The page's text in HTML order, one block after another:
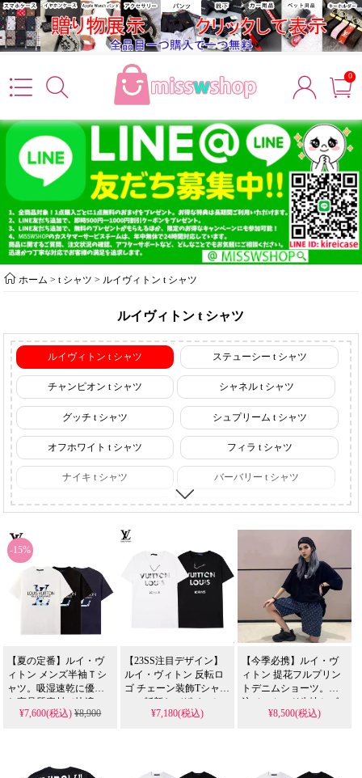
0
ホーム >t シャツ > ルイヴィトン t シャツ
ルイヴィトン t シャツ
ルイヴィトン t シャツ ステューシー t シャツ
チャンピオン t シャツ シャネル t シャツ
グッチ t シャツ シュプリーム t シャツ
オフホワイト t シャツ フィラ t シャツ
ナイキ t シャツ バーバリー t シャツ
クロムハーツ t シャツ バレンシアガ t シャツ
ボーイロンドン t シャツ
ジバンシー t シャツ ヴェルサーチ t シャツ
-15%
【夏の定番】ルイ・ヴ
ィトン メンズ半袖Ｔシ
ャツ。吸湿速乾に優れ
た高品質素材で快適。
スーパーコピー品とは
¥7,600(税込)¥8,900
【23SS注目デザイン】
ルイ・ヴィトン 反転ロ
ゴ チェーン装飾Tシャ
ツ。斬新なデザインと
上質な着心地で、人気
けします。
¥7,180(税込)
【今季必携】ルイ・ヴ
ィトン 提花フルプリン
トデニムショーツ。特
注ジャカード生地とゴ
ム付きウエストコー
ピーとは一線を画す本
¥8,500(税込)